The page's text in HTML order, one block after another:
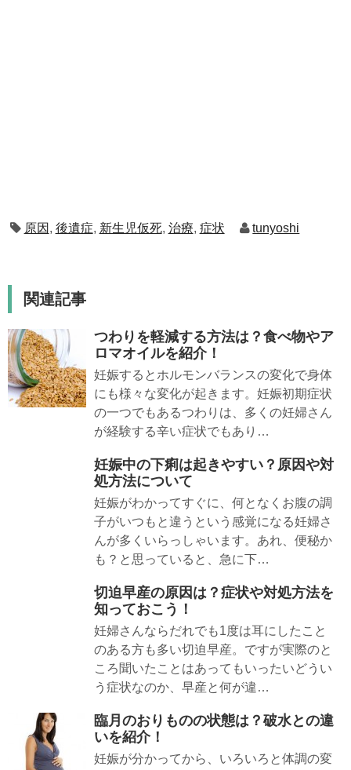
原因 , 後遺症, 新生児仮死, 治療, 症状 tunyoshi
関連記事
つわりを軽減する方法は？食べ物やア
ロマオイルを紹介！
妊娠するとホルモンバランスの変化で身体
にも様々な変化が起きます。妊娠初期症状
の一つでもあるつわりは、多くの妊婦さん
が経験する辛い症状でもあり…
妊娠中の下痢は起きやすい？原因や対
処方法について
妊娠がわかってすぐに、何となくお腹の調
子がいつもと違うという感覚になる妊婦さ
んが多くいらっしゃいます。あれ、便秘か
も？と思っていると、急に下…
切迫早産の原因は？症状や対処方法を
知っておこう！
妊婦さんならだれでも1度は耳にしたこと
のある方も多い切迫早産。ですが実際のと
ころ聞いたことはあってもいったいどうい
う症状なのか、早産と何が違…
臨月のおりものの状態は？破水との違
いを紹介！
妊娠が分かってから、いろいろと体調の変